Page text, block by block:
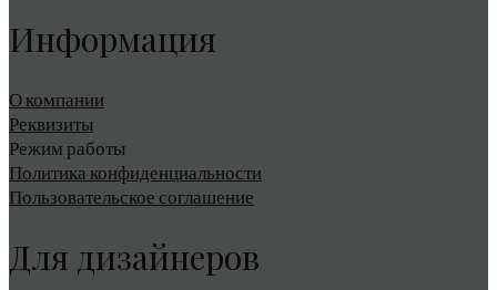
Информация
О компании
Реквизиты
Режим работы
Политика конфиденциальности
Пользовательское соглашение
Для дизайнеров